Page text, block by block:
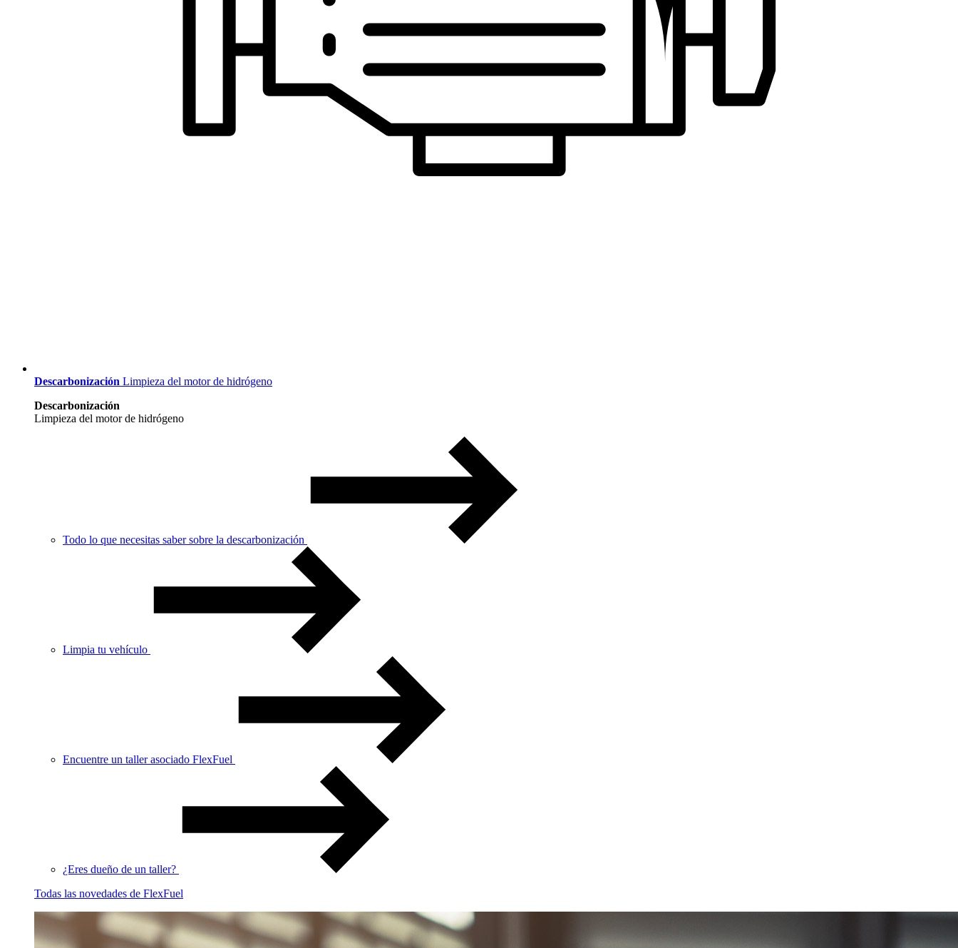
Descarbonización Limpieza del motor de hidrógeno
Descarbonización
Limpieza del motor de hidrógeno
Todo lo que necesitas saber sobre la descarbonización
Limpia tu vehículo
Encuentre un taller asociado FlexFuel
¿Eres dueño de un taller?
Todas las novedades de FlexFuel